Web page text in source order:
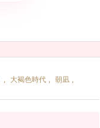
, 大褐色時代 , 朝凪 ,